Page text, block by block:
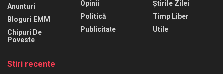
Anunturi
Bloguri EMM
Chipuri De
Poveste
Opinii
Politică
Publicitate
Știrile Zilei
Timp Liber
Utile
Stiri recente